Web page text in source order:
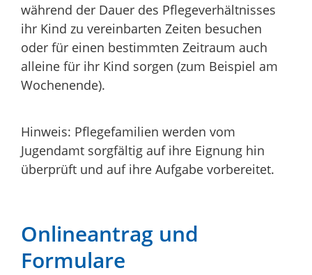
während der Dauer des Pflegeverhältnisses
ihr Kind zu vereinbarten Zeiten besuchen
oder für einen bestimmten Zeitraum auch
alleine für ihr Kind sorgen (zum Beispiel am
Wochenende).
Hinweis: Pflegefamilien werden vom
Jugendamt sorgfältig auf ihre Eignung hin
überprüft und auf ihre Aufgabe vorbereitet.
Onlineantrag und
Formulare